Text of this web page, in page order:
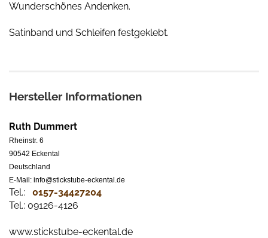
Wunderschönes Andenken.
Satinband und Schleifen festgeklebt.
Hersteller Informationen
Ruth Dummert
Rheinstr. 6
90542 Eckental
Deutschland
E-Mail: info@stickstube-eckental.de
Tel.: 0157-34427204​
Tel.: 09126-4126
www.stickstube-eckental.de